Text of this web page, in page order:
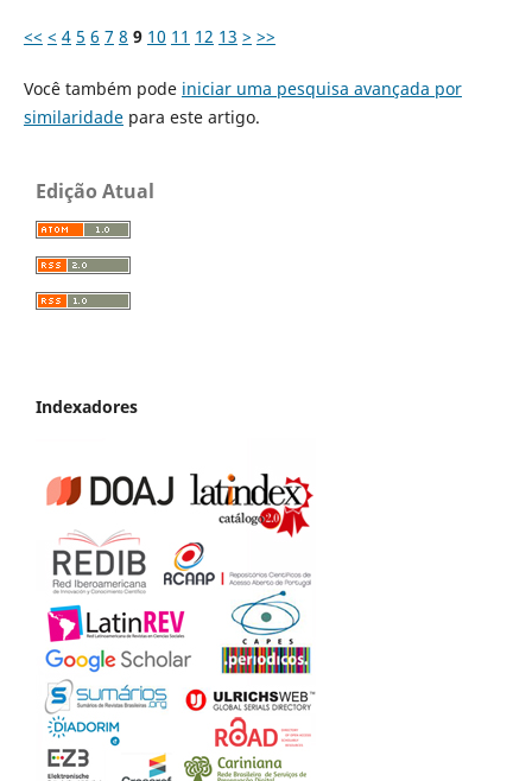
<< < 4 5 6 7 8 9 10 11 12 13 > >>
Você também pode iniciar uma pesquisa avançada por
similaridadepara este artigo.
Edição Atual
Indexadores